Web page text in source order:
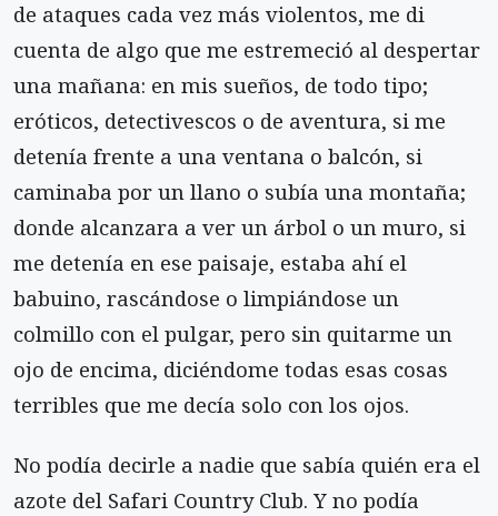
de ataques cada vez más violentos, me di
cuenta de algo que me estremeció al despertar
una mañana: en mis sueños, de todo tipo;
eróticos, detectivescos o de aventura, si me
detenía frente a una ventana o balcón, si
caminaba por un llano o subía una monta­ña;
donde alcanzara a ver un árbol o un muro, si
me detenía en ese paisaje, estaba ahí el
babuino, rascán­dose o limpiándose un
colmillo con el pulgar, pero sin quitarme un
ojo de encima, diciéndome todas esas cosas
terribles que me decía solo con los ojos.
No podía decirle a nadie que sabía quién era el
azote del Safari Country Club. Y no podía